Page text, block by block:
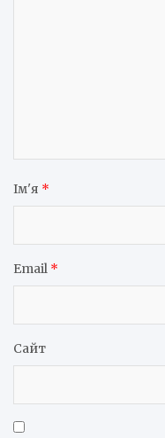
Ім'я *
Email *
Сайт